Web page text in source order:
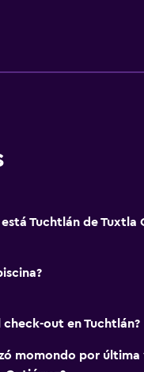
Tuchtlán de Tuxtla
check-out en Tuchtlán?
momondo por última